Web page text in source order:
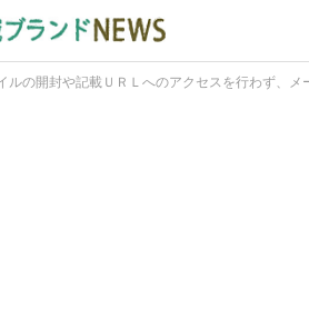
の開封や記載ＵＲＬへのアクセスを行わず、メ